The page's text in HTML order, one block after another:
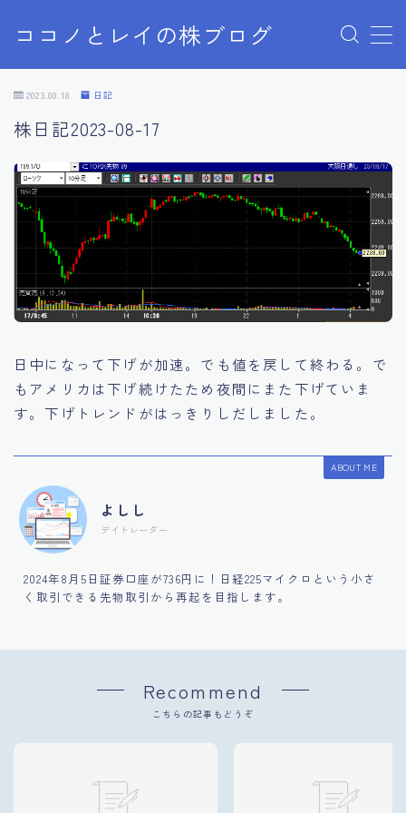
ココノとレイの株ブログ
MENU
お問い合わせ
サンプルページ
デモプリセット記事 Part07
プライバシーポリシー
プライバシーポリシー
利用規約／特定商取引法に基づく表記
有料記事の決済完了ページ
株ブログ
特定商取引法に基づく表記
運営者情報
2023.08.18 日記
株日記2023-08-17
日中になって下げが加速。でも値を戻して終わる。で
もアメリカは下げ続けたため夜間にまた下げていま
す。下げトレンドがはっきりしだしました。
ABOUT ME
よしし
デイトレーダー
2024年8月5日証券口座が736円に！日経225マイクロという小さ
く取引できる先物取引から再起を目指します。
Recommend
こちらの記事もどうぞ